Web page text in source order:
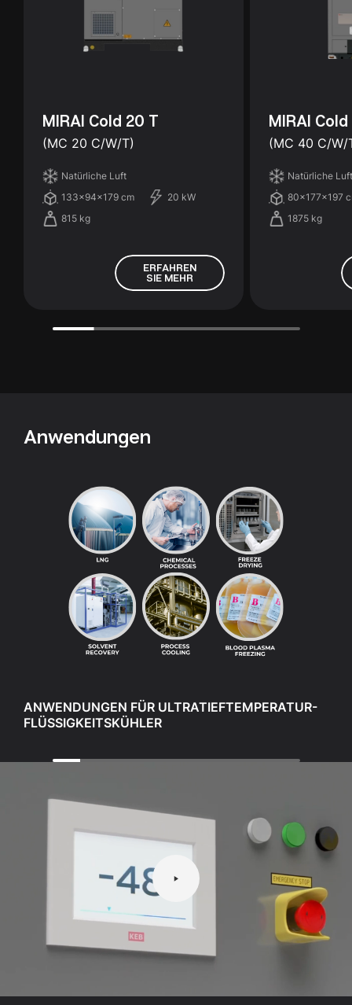
MIRAI Cold 20 T
(MC 20 C/W/T)
Natürliche Luft
133x94x179 cm
20 kW
815 kg
ERFAHREN
SIE MEHR
MIRAI
(MC 40 C/W/
Natürliche Luft
80x177x197
1875 kg
Anwendungen
ANWENDUNGEN FÜR ULTRATIEFTEMPERATUR-
FLÜSSIGKEITSKÜHLER